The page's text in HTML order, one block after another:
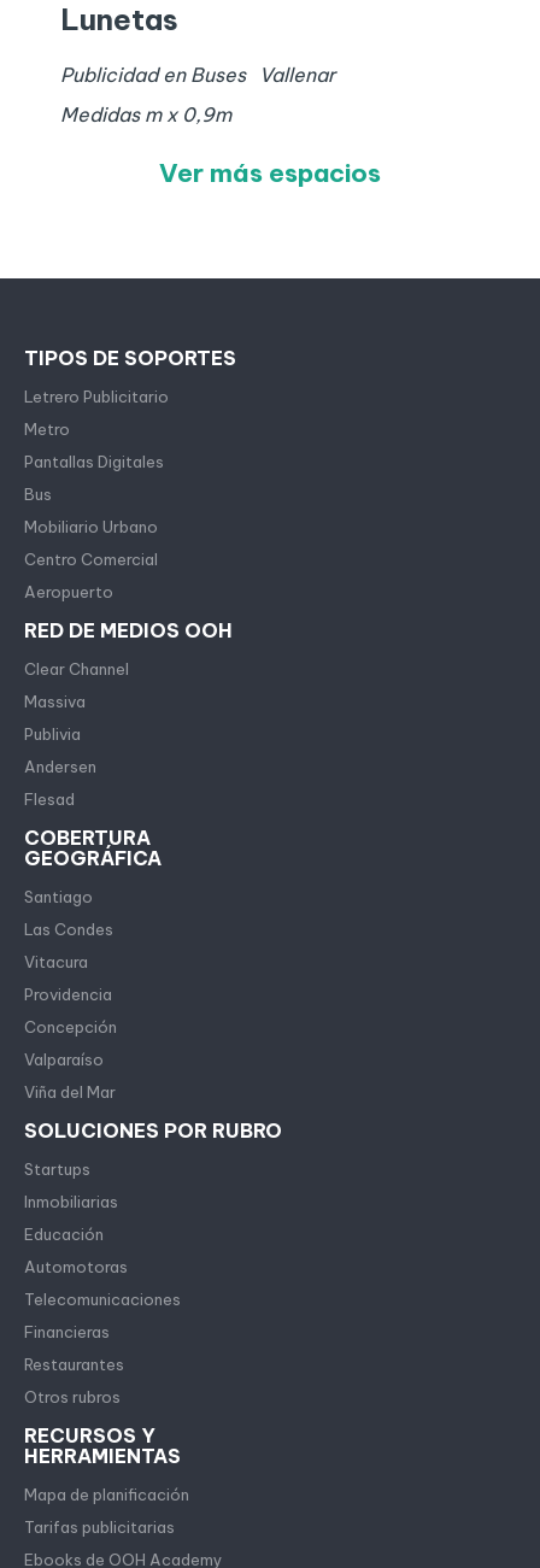
Lunetas
Publicidad en Buses
Vallenar
Medidas m x 0,9m
Ver más espacios
TIPOS DE SOPORTES
Letrero Publicitario
Metro
Pantallas Digitales
Bus
Mobiliario Urbano
Centro Comercial
Aeropuerto
RED DE MEDIOS OOH
Clear Channel
Massiva
Publivia
Andersen
Flesad
COBERTURA
GEOGRÁFICA
Santiago
Las Condes
Vitacura
Providencia
Concepción
Valparaíso
Viña del Mar
SOLUCIONES POR RUBRO
Startups
Inmobiliarias
Educación
Automotoras
Telecomunicaciones
Financieras
Restaurantes
Otros rubros
RECURSOS Y
HERRAMIENTAS
Mapa de planificación
Tarifas publicitarias
Ebooks de OOH Academy